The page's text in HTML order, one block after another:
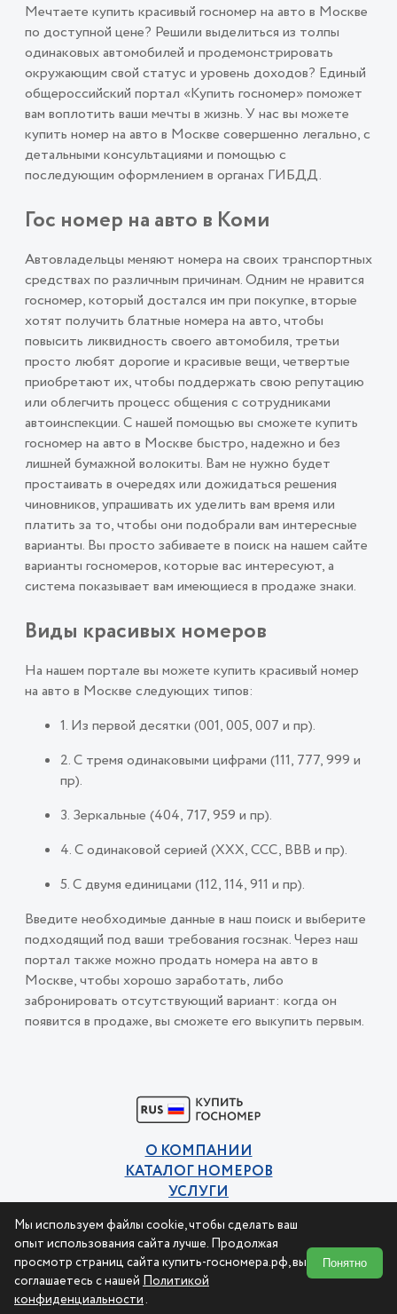
Мечтаете купить красивый госномер на авто в Москве
по доступной цене? Решили выделиться из толпы
одинаковых автомобилей и продемонстрировать
окружающим свой статус и уровень доходов? Единый
общероссийский портал «Купить госномер» поможет
вам воплотить ваши мечты в жизнь. У нас вы можете
купить номер на авто в Москве совершенно легально, с
детальными консультациями и помощью с
последующим оформлением в органах ГИБДД.
Гос номер на авто в Коми
Автовладельцы меняют номера на своих транспортных
средствах по различным причинам. Одним не нравится
госномер, который достался им при покупке, вторые
хотят получить блатные номера на авто, чтобы
повысить ликвидность своего автомобиля, третьи
просто любят дорогие и красивые вещи, четвертые
приобретают их, чтобы поддержать свою репутацию
или облегчить процесс общения с сотрудниками
автоинспекции. С нашей помощью вы сможете купить
госномер на авто в Москве быстро, надежно и без
лишней бумажной волокиты. Вам не нужно будет
простаивать в очередях или дожидаться решения
чиновников, упрашивать их уделить вам время или
платить за то, чтобы они подобрали вам интересные
варианты. Вы просто забиваете в поиск на нашем сайте
варианты госномеров, которые вас интересуют, а
система показывает вам имеющиеся в продаже знаки.
Виды красивых номеров
На нашем портале вы можете купить красивый номер
на авто в Москве следующих типов:
1. Из первой десятки (001, 005, 007 и пр).
2. С тремя одинаковыми цифрами (111, 777, 999 и
пр).
3. Зеркальные (404, 717, 959 и пр).
4. С одинаковой серией (ХХХ, ССС, ВВВ и пр).
5. С двумя единицами (112, 114, 911 и пр).
Введите необходимые данные в наш поиск и выберите
подходящий под ваши требования госзнак. Через наш
портал также можно продать номера на авто в
Москве, чтобы хорошо заработать, либо
забронировать отсутствующий вариант: когда он
появится в продаже, вы сможете его выкупить первым.
Мы используем файлы cookie, чтобы сделать ваш
опыт использования сайта лучше. Продолжая
просмотр страниц сайта купить-госномера.рф, вы
соглашаетесь с нашей Политикой
конфиденциальности.
Понятно
О КОМПАНИИ
КАТАЛОГ НОМЕРОВ
УСЛУГИ
Политика конфиденциальности
Пользовательское соглашение
© 2015-2026 Купи номер